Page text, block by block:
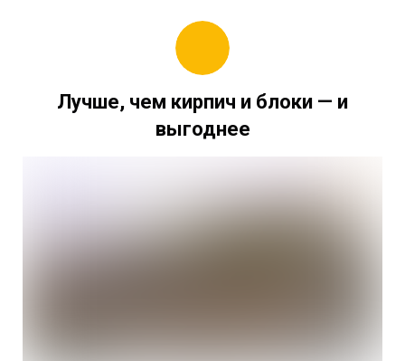
Лучше, чем кирпич и блоки — и
выгоднее